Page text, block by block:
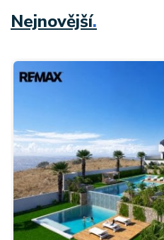
Nejnovější.